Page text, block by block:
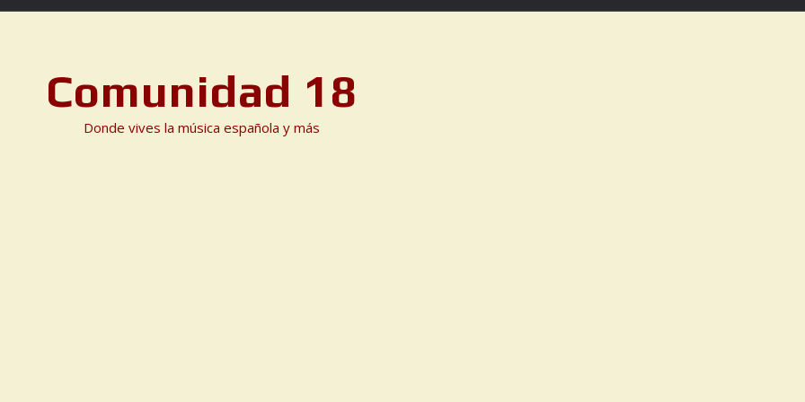
Comunidad 18
Donde vives la música española y más